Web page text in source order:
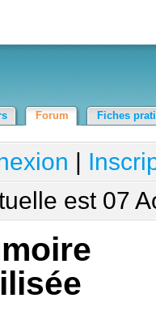
Forum Fiches
|
est 07